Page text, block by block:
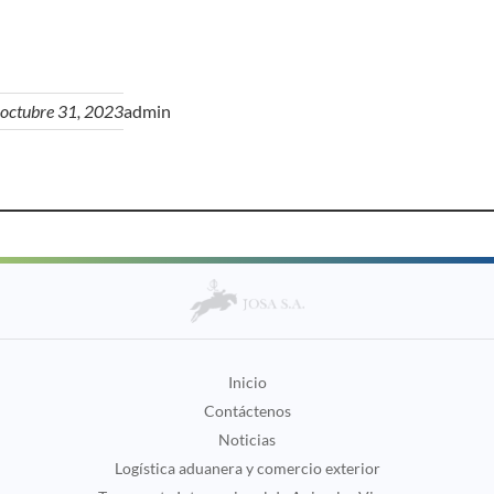
octubre 31, 2023admin
Inicio
Contáctenos
Noticias
Logística aduanera y comercio exterior